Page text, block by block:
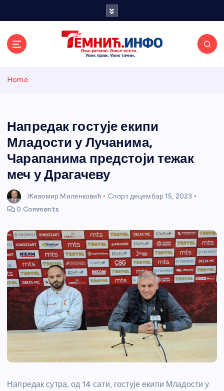
и портал
Home
Напредак гостује екипи
Младости у Лучанима,
Чарапанима предстоји тежак
меч у Драгачеву
Живомир Миленковић Спортдецембар 15, 2023
0 Comments
Напредак сутра, од 14 сати, гостује екипи Младости у